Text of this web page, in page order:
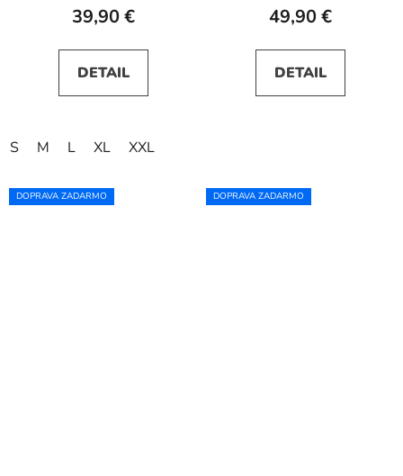
39,90 €
DETAIL
S M L XL XXL
49,90 €
DETAIL
DOPRAVA ZADARMO DOPRAVA ZADARMO